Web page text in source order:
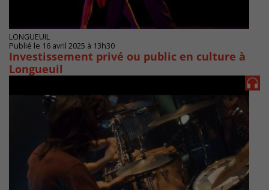
LONGUEUIL
Publié le 16 avril 2025 à 13h30
Investissement privé ou public en culture à
Longueuil